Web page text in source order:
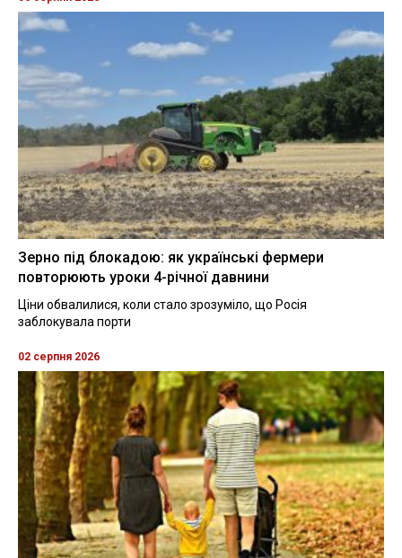
Зерно під блокадою: як українські фермери
повторюють уроки 4-річної давнини
Ціни обвалилися, коли стало зрозуміло, що Росія
заблокувала порти
02 серпня 2026